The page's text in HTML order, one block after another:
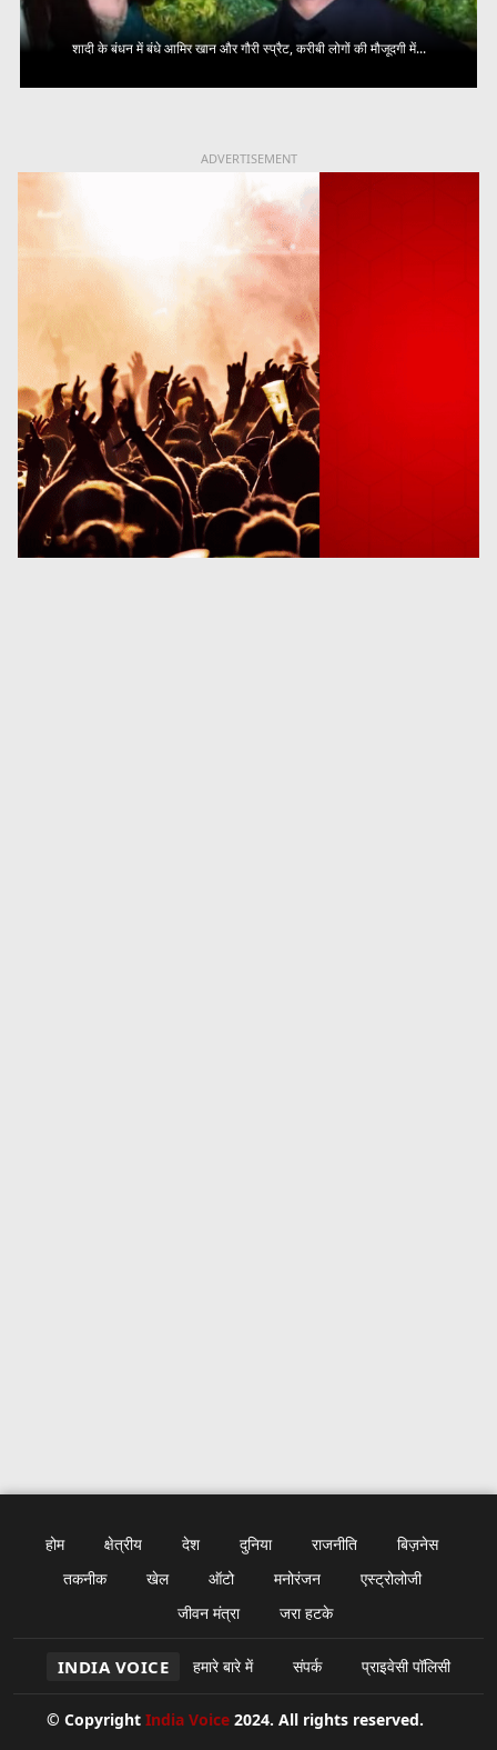
शादी के बंधन में बंधे आमिर खान और गौरी स्प्रैट, करीबी लोगों की मौजूदगी में...
ADVERTISEMENT
होम क्षेत्रीय देश दुनिया राजनीति
बिज़नेस
तकनीक
खेल ऑटो मनोरंजन
एस्ट्रोलोजी
जीवन मंत्रा
जरा हटके
INDIA VOICE हमारे बारे में संपर्क प्राइवेसी पॉलिसी
© Copyright India Voice 2024. All rights reserved.